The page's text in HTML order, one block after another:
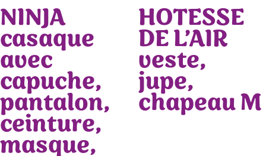
NINJA
casaque
avec
capuche,
pantalon,
ceinture,
masque,
HOTESSE
DE L’AIR
veste,
jupe,
chapeau M